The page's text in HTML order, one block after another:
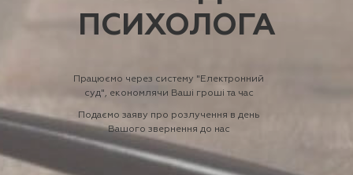
ПСИХОЛОГА
Працюємо через систему "Електронний
суд", економлячи Ваші гроші та час
Подаємо заяву про розлучення в день
Вашого звернення до нас